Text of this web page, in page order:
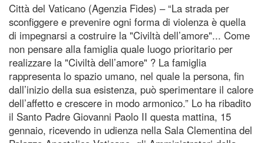
Città del Vaticano (Agenzia Fides) – “La strada per
sconfiggere e prevenire ogni forma di violenza è quella
di impegnarsi a costruire la "Civiltà dell’amore"... Come
non pensare alla famiglia quale luogo prioritario per
realizzare la "Civiltà dell’amore" ? La famiglia
rappresenta lo spazio umano, nel quale la persona, fin
dall’inizio della sua esistenza, può sperimentare il calore
dell’affetto e crescere in modo armonico.” Lo ha ribadito
il Santo Padre Giovanni Paolo II questa mattina, 15
gennaio, ricevendo in udienza nella Sala Clementina del